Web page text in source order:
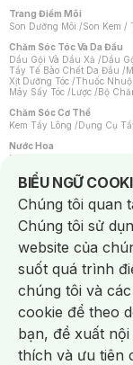
Trang Điểm Môi
Son Dưỡng Môi /Son Kem /
Chăm Sóc Tóc Và Da Đầu
Dầu Gội Và Dầu Xả /Dầu
Tẩy Tế Bào Chết Da Đầu /
Xịt Dưỡng Tóc /Thuốc
Máy Sấy Tóc /Lược /Bộ
Chăm Sóc Cơ Thể
Kem Tẩy Lông /Dụng Cụ
Nước Hoa
Nước Hoa Nữ
Chăm Sóc Cá Nhân
Chống Muỗi /Khẩu Trang /
Sản Phẩm Chăm Sóc Khác /
Hỗ Trợ Trắng Răng/Kem
Tăm / Chỉ Nha Khoa/ Xịt
Khăn Ướt Vệ Sinh Vùng Kín
Máy Cạo Râu
Vấn Đề Về Da
Da Dầu / Lỗ Chân Lông To/
Da Nhạy Cảm / Kích Ứng
Quầng Thâm & Bọng Mắt /
Dụng Cụ / Phụ Kiện Chăm
Bông Tẩy Trang
Khăn Lau
Dụng Cụ Chăm Sóc Khác
BIỂU NGỮ
Notice about
Chúng tôi quan
Chúng tôi sử
website của
suốt quá trình
chúng tôi và
cookie để theo
bạn, đề xuất
thích và ưu tiên